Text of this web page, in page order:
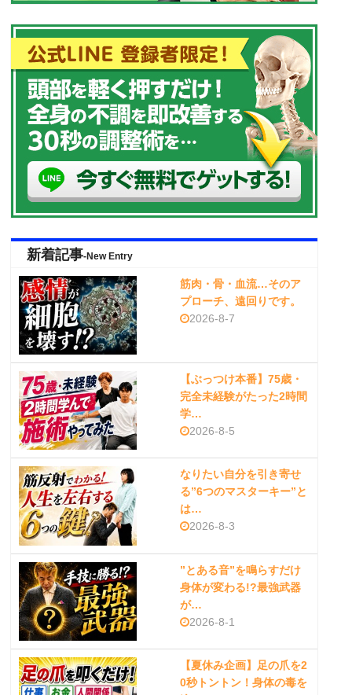
新着記事-New Entry
筋肉・骨・血流…そのア
プローチ、遠回りです。
2026-8-7
【ぶっつけ本番】75歳・
完全未経験がたった2時間
学…
2026-8-5
なりたい自分を引き寄せ
る”6つのマスターキー”と
は…
2026-8-3
”とある音”を鳴らすだけ
身体が変わる!?最強武器
が…
2026-8-1
【夏休み企画】足の爪を2
0秒トントン！身体の毒を